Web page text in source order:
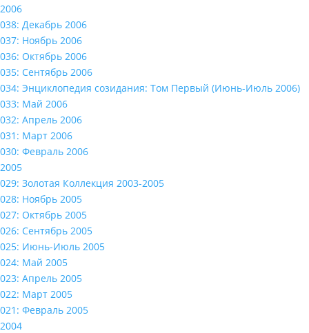
2006
038: Декабрь 2006
037: Ноябрь 2006
036: Октябрь 2006
035: Сентябрь 2006
034: Энциклопедия созидания: Том Первый (Июнь-Июль 2006)
033: Май 2006
032: Апрель 2006
031: Март 2006
030: Февраль 2006
2005
029: Золотая Коллекция 2003-2005
028: Ноябрь 2005
027: Октябрь 2005
026: Сентябрь 2005
025: Июнь-Июль 2005
024: Май 2005
023: Апрель 2005
022: Март 2005
021: Февраль 2005
2004